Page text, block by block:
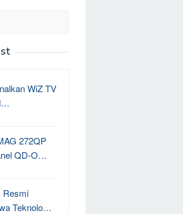
WiZ TV
272QP
QD-O…
Resmi
Teknolo…